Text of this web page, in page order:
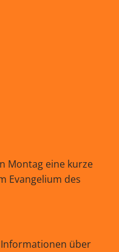
Montag eine kurze
Evangelium des
über